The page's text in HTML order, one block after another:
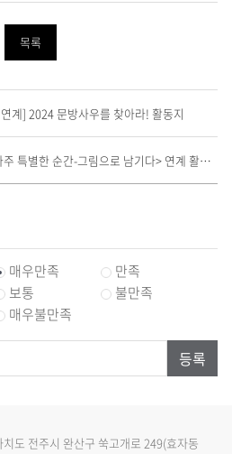
목록
계] 2024 문방사우를 찾아라! 활동지
특별전 <아주 특별한 순간-그림으로 남기다> 연계 활동지 '월간서화'
매우만족
만족
보통
불만족
매우불만족
도 전주시 완산구 쑥고개로 249(효자동